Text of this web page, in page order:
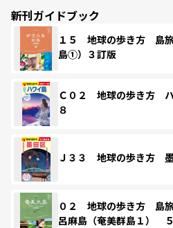
新刊ガイドブック
１５ 地球の歩き方 島
島①）３訂版
Ｃ０２ 地球の歩き方
８
Ｊ３３ 地球の歩き方
０２ 地球の歩き方 島
呂麻島（奄美群島１）